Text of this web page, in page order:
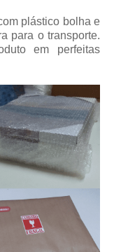
plástico bolha e
para o transporte.
em perfeitas